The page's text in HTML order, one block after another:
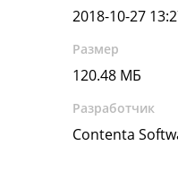
2018-10-27
Размер
120.48 МБ
Разработчик
Contenta